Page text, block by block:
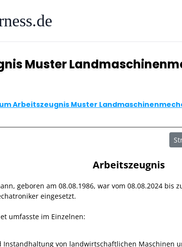
Muster
Arbeitszeugnis Muster
Arbeitszeugnis
, geboren am 08.08.1986, war vom 08.08.2024 bis
eingesetzt.
umfasste im Einzelnen:
Instandhaltung von landwirtschaftlichen Maschinen